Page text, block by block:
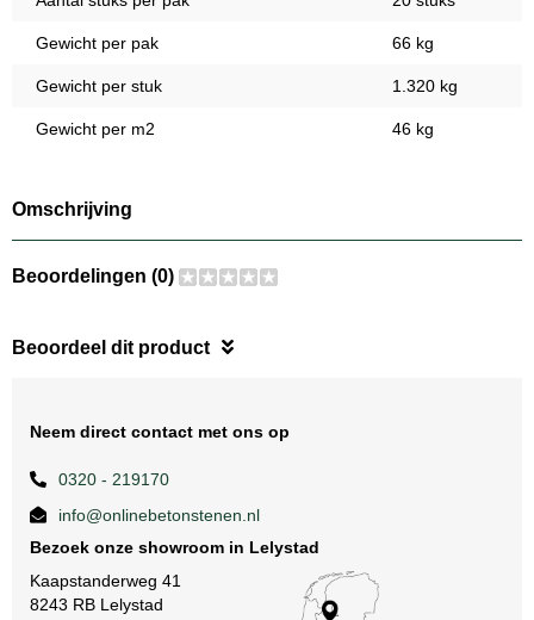
Gewicht per pak 66 kg
Gewicht per stuk 1.320 kg
Gewicht per m2 46 kg
Omschrijving
Beoordelingen (0)
Beoordeel dit product
Neem direct contact met ons op
0320 - 219170
info@onlinebetonstenen.nl
Bezoek onze showroom in Lelystad
Kaapstanderweg 41
8243 RB Lelystad